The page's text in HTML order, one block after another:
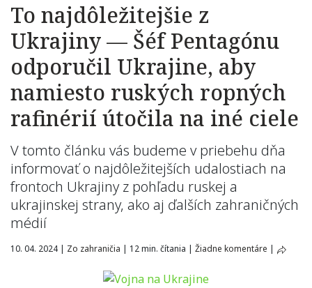
To najdôležitejšie z
Ukrajiny — Šéf Pentagónu
odporučil Ukrajine, aby
namiesto ruských ropných
rafinérií útočila na iné ciele
V tomto článku vás budeme v priebehu dňa
informovať o najdôležitejších udalostiach na
frontoch Ukrajiny z pohľadu ruskej a
ukrajinskej strany, ako aj ďalších zahraničných
médií
10. 04. 2024 | Zo zahraničia | 12 min. čítania | Žiadne komentáre |